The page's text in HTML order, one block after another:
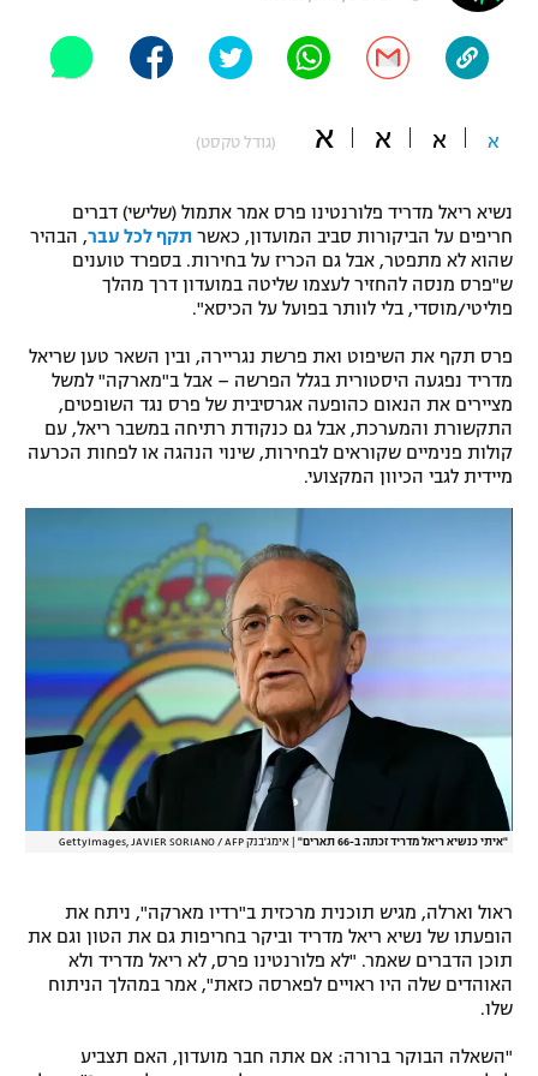
"מחצית בשכונה" – פודקאסט
תקנון עבור פעילות אלקטרה
תקנון עבור פעילות ספורט 1 – "מרלן"
גיימינג E-Sports
תנאי שימוש
מדיניות פרטיות
תקנון פעילות ספורט 1
רשיון להקרנה פומבית לבית עסק
הצטרפות לחבילת הערוצים
לוח דרושים – ג'ובנט
תגיות
המגזין
אופניים
פוטבול אמריקאי NFL
בייסבול MLB
אומנויות לחימה
גיימינג E-Sports
א א א א (גודל טקסט)
נשיא ריאל מדריד פלורנטינו פרס אמר אתמול (שלישי) דברים
חריפים על הביקורות סביב המועדון, כאשר תקף לכל עבר, הבהיר
שהוא לא מתפטר, אבל גם הכריז על בחירות. בספרד טוענים
ש"פרס מנסה להחזיר לעצמו שליטה במועדון דרך מהלך
פוליטי/מוסדי, בלי לוותר בפועל על הכיסא".
פרס תקף את השיפוט ואת פרשת נגריירה, ובין השאר טען שריאל
מדריד נפגעה היסטורית בגלל הפרשה – אבל ב"מארקה" למשל
מציירים את הנאום כהופעה אגרסיבית של פרס נגד השופטים,
התקשורת והמערכת, אבל גם כנקודת רתיחה במשבר ריאל, עם
קולות פנימיים שקוראים לבחירות, שינוי הנהגה או לפחות הכרעה
מיידית לגבי הכיוון המקצועי.
"איתי כנשיא ריאל מדריד זכתה ב-66 תארים" אימג'בנק GettyImages, JAVIER SORIANO / AFP
ראול וארלה, מגיש תוכנית מרכזית ב"רדיו מארקה", ניתח את
הופעתו של נשיא ריאל מדריד וביקר בחריפות גם את הטון וגם את
תוכן הדברים שאמר. "לא פלורנטינו פרס, לא ריאל מדריד ולא
האוהדים שלה היו ראויים לפארסה כזאת", אמר במהלך הניתוח
שלו.
"השאלה הבוקר ברורה: אם אתה חבר מועדון, האם תצביע